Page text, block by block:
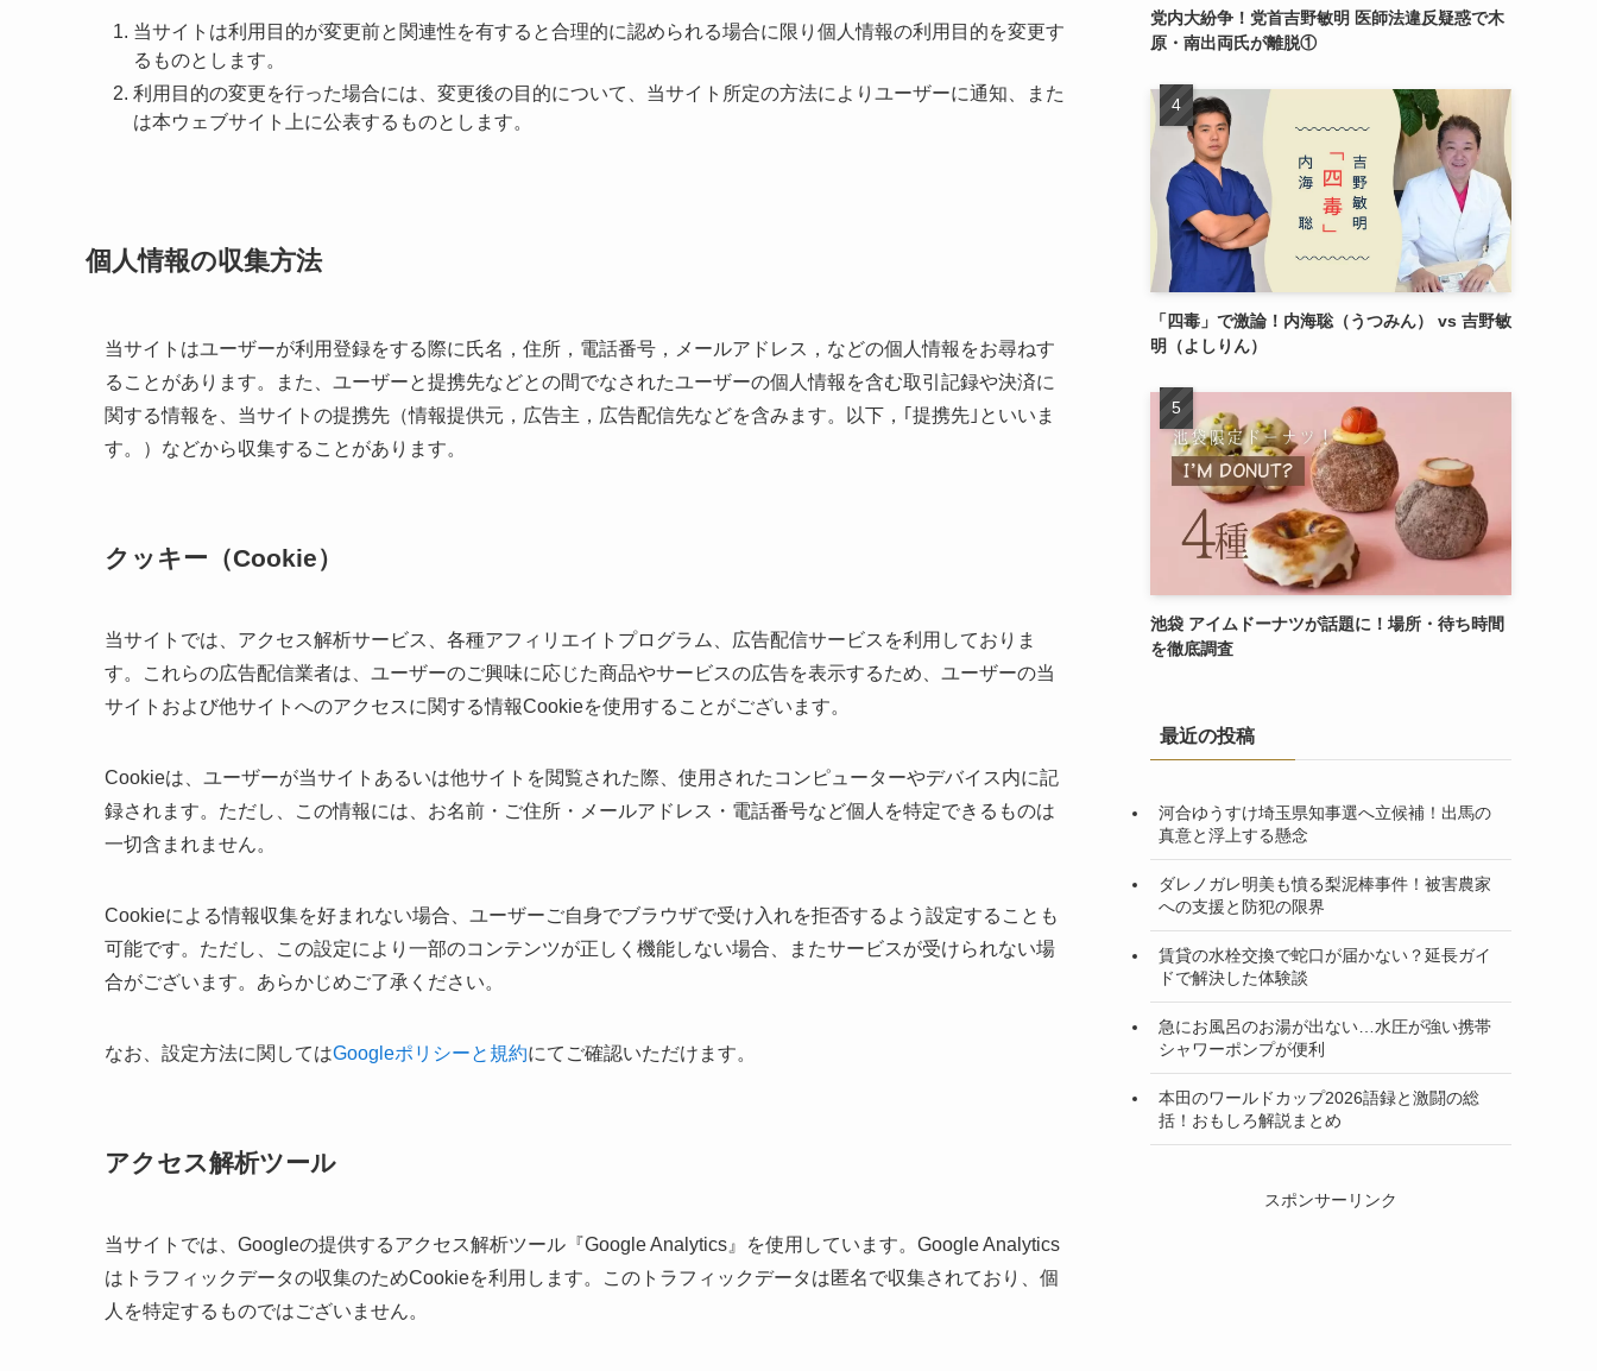
当サイトは利用目的が変更前と関連性を有すると合理的に認められる場合に限り個人情報の利用目的を変更す
るものとします。
利用目的の変更を行った場合には、変更後の目的について、当サイト所定の方法によりユーザーに通知、また
は本ウェブサイト上に公表するものとします。
個人情報の収集方法
当サイトはユーザーが利用登録をする際に氏名，住所，電話番号，メールアドレス，などの個人情報をお尋ねす
ることがあります。また、ユーザーと提携先などとの間でなされたユーザーの個人情報を含む取引記録や決済に
関する情報を、当サイトの提携先（情報提供元，広告主，広告配信先などを含みます。以下，｢提携先｣といいま
す。）などから収集することがあります。
クッキー（Cookie）
当サイトでは、アクセス解析サービス、各種アフィリエイトプログラム、広告配信サービスを利用しておりま
す。これらの広告配信業者は、ユーザーのご興味に応じた商品やサービスの広告を表示するため、ユーザーの当
サイトおよび他サイトへのアクセスに関する情報Cookieを使用することがございます。
Cookieは、ユーザーが当サイトあるいは他サイトを閲覧された際、使用されたコンピューターやデバイス内に記
録されます。ただし、この情報には、お名前・ご住所・メールアドレス・電話番号など個人を特定できるものは
一切含まれません。
Cookieによる情報収集を好まれない場合、ユーザーご自身でブラウザで受け入れを拒否するよう設定することも
可能です。ただし、この設定により一部のコンテンツが正しく機能しない場合、またサービスが受けられない場
合がございます。あらかじめご了承ください。
なお、設定方法に関してはGoogleポリシーと規約にてご確認いただけます。
アクセス解析ツール
当サイトでは、Googleの提供するアクセス解析ツール『Google Analytics』を使用しています。Google Analytics
はトラフィックデータの収集のためCookieを利用します。このトラフィックデータは匿名で収集されており、個
人を特定するものではございません。
党内大紛争！党首吉野敏明 医師法違反疑惑で木
原・南出両氏が離脱①
「四毒」で激論！内海聡（うつみん） vs 吉野敏
明（よしりん）
池袋 アイムドーナツが話題に！場所・待ち時間
を徹底調査
最近の投稿
河合ゆうすけ埼玉県知事選へ立候補！出馬の
真意と浮上する懸念
ダレノガレ明美も憤る梨泥棒事件！被害農家
への支援と防犯の限界
賃貸の水栓交換で蛇口が届かない？延長ガイ
ドで解決した体験談
急にお風呂のお湯が出ない…水圧が強い携帯
シャワーポンプが便利
本田のワールドカップ2026語録と激闘の総
括！おもしろ解説まとめ
スポンサーリンク